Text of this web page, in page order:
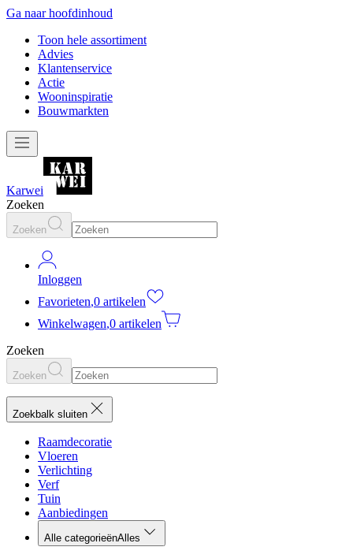
Ga naar hoofdinhoud
Toon hele assortiment
Advies
Klantenservice
Actie
Wooninspiratie
Bouwmarkten
Karwei
Zoeken
Zoeken
Inloggen
Favorieten,0 artikelen
Winkelwagen,0 artikelen
Zoeken
Zoeken
Zoekbalk sluiten
Raamdecoratie
Vloeren
Verlichting
Verf
Tuin
Aanbiedingen
Alle categorieënAlles